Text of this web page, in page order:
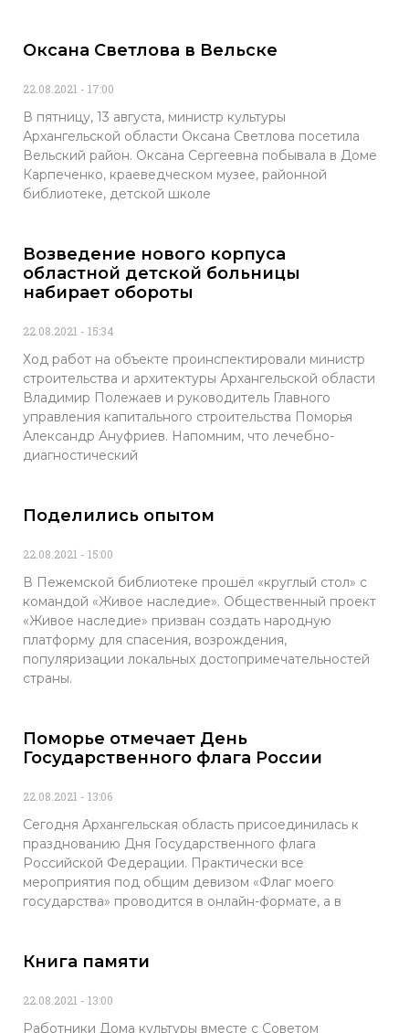
Оксана Светлова в Вельске
22.08.2021 17:00
В пятницу, 13 августа, министр культуры
Архангельской области Оксана Светлова посетила
Вельский район. Оксана Сергеевна побывала в Доме
Карпеченко, краеведческом музее, районной
библиотеке, детской школе
Возведение нового корпуса
областной детской больницы
набирает обороты
22.08.2021 15:34
Ход работ на объекте проинспектировали министр
строительства и архитектуры Архангельской области
Владимир Полежаев и руководитель Главного
управления капитального строительства Поморья
Александр Ануфриев. Напомним, что лечебно-
диагностический
Поделились опытом
22.08.2021 15:00
В Пежемской библиотеке прошёл «круглый стол» с
командой «Живое наследие». Общественный проект
«Живое наследие» призван создать народную
платформу для спасения, возрождения,
популяризации локальных достопримечательностей
страны.
Поморье отмечает День
Государственного флага России
22.08.2021 13:06
Сегодня Архангельская область присоединилась к
празднованию Дня Государственного флага
Российской Федерации. Практически все
мероприятия под общим девизом «Флаг моего
государства» проводится в онлайн-формате, а в
Книга памяти
22.08.2021 13:00
Работники Дома культуры вместе с Советом